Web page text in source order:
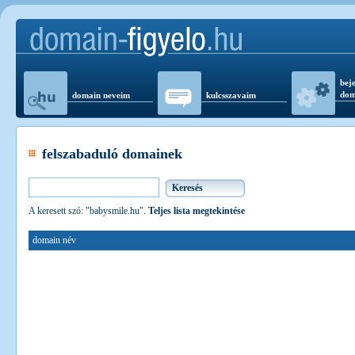
domain neveim kulcsszavaim
felszabaduló domainek
A keresett szó: "babysmile.hu". Teljes lista megtekintése
domain név